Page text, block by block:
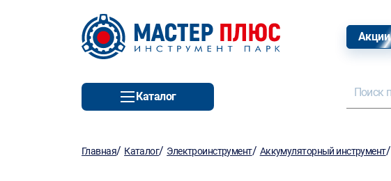
Акции
Каталог
Главная/ Каталог/ Электроинструмент/ Аккумуляторный инструмент/